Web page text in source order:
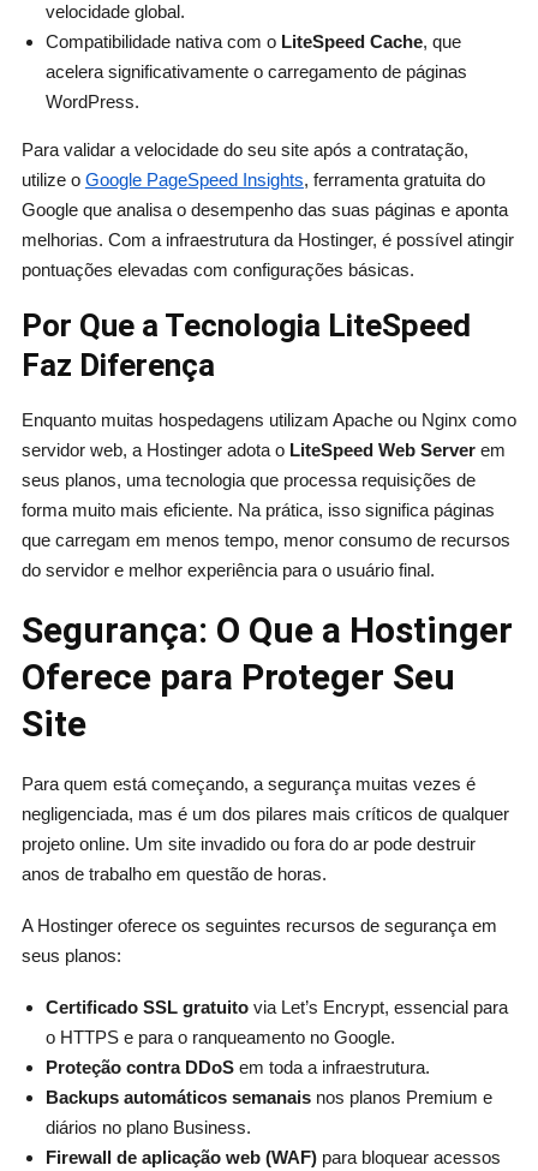
velocidade global.
Compatibilidade nativa com o LiteSpeed Cache, que
acelera significativamente o carregamento de páginas
WordPress.
Para validar a velocidade do seu site após a contratação,
utilize o Google PageSpeed Insights, ferramenta gratuita do
Google que analisa o desempenho das suas páginas e aponta
melhorias. Com a infraestrutura da Hostinger, é possível atingir
pontuações elevadas com configurações básicas.
Por Que a Tecnologia LiteSpeed
Faz Diferença
Enquanto muitas hospedagens utilizam Apache ou Nginx como
servidor web, a Hostinger adota o LiteSpeed Web Serverem
seus planos, uma tecnologia que processa requisições de
forma muito mais eficiente. Na prática, isso significa páginas
que carregam em menos tempo, menor consumo de recursos
do servidor e melhor experiência para o usuário final.
Segurança: O Que a Hostinger
Oferece para Proteger Seu
Site
Para quem está começando, a segurança muitas vezes é
negligenciada, mas é um dos pilares mais críticos de qualquer
projeto online. Um site invadido ou fora do ar pode destruir
anos de trabalho em questão de horas.
A Hostinger oferece os seguintes recursos de segurança em
seus planos:
Certificado SSL gratuitovia Let’s Encrypt, essencial para
o HTTPS e para o ranqueamento no Google.
Proteção contra DDoSem toda a infraestrutura.
Backups automáticos semanaisnos planos Premium e
diários no plano Business.
Firewall de aplicação web (WAF)para bloquear acessos